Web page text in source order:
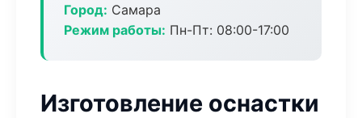
Город: Самара
Режим работы: Пн-Пт: 08:00-17:00
Изготовление оснастки